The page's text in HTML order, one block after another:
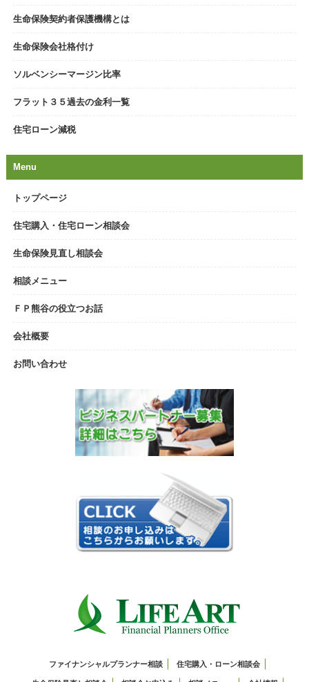
生命保険契約者保護機構とは
生命保険会社格付け
ソルベンシーマージン比率
フラット３５過去の金利一覧
住宅ローン減税
Menu
トップページ
住宅購入・住宅ローン相談会
生命保険見直し相談会
相談メニュー
ＦＰ熊谷の役立つお話
会社概要
お問い合わせ
ファイナンシャルプランナー相談 住宅購入・ローン相談会